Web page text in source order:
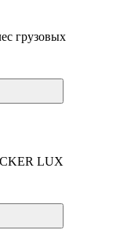
грузовых
LUX